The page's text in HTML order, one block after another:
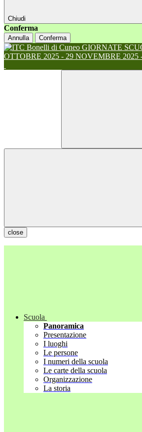
Chiudi
Conferma
Annulla Conferma
GIORNATE
OTTOBRE 2025 - 29 NOVEMBRE 2025
close
Scuola
Panoramica
Presentazione
I luoghi
Le persone
I numeri della scuola
Le carte della scuola
Organizzazione
La storia